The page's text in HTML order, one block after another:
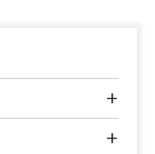
+
+